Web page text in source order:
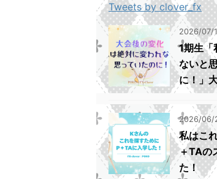
Tweets by clover_fx
2026/07/
1期生「
ないと
に！」
2026/06/
私はこ
＋TAの
た！